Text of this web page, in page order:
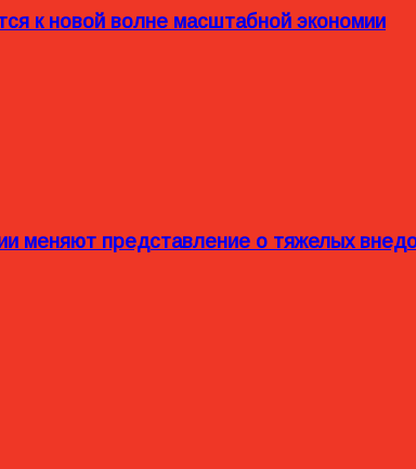
к новой волне масштабной экономии
меняют представление о тяжелых